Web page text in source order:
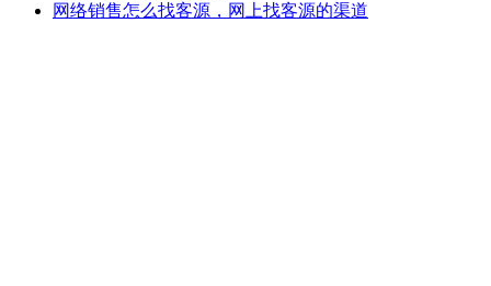
网络销售怎么找客源，网上找客源的渠道